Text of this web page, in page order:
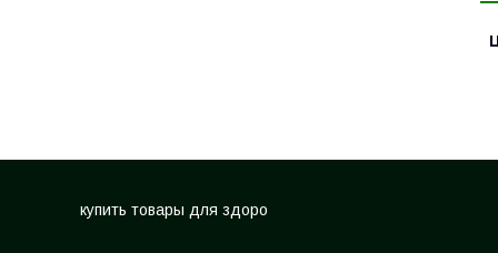
купить товары для здоро